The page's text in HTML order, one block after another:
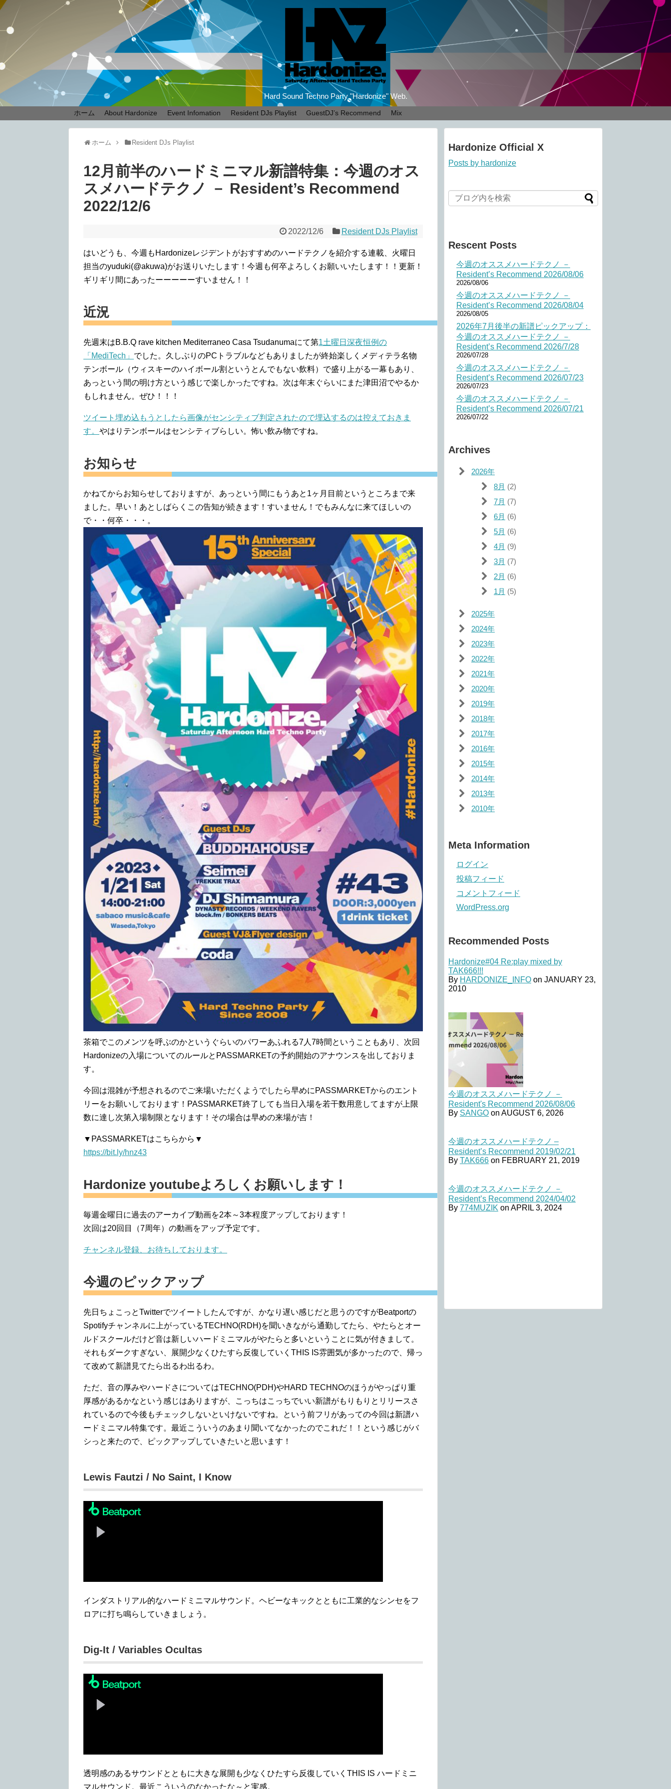
Hard Sound Techno Party "Hardonize" Web.
ホーム About Hardonize Event Infomation Resident DJs Playlist GuestDJ’s Recommend Mix
ホーム Resident DJs Playlist
12月前半のハードミニマル新譜特集：今週のオス
スメハードテクノ － Resident’s Recommend
2022/12/6
2022/12/6 Resident DJs Playlist
はいどうも、今週もHardonizeレジデントがおすすめのハードテクノを紹介する連載、火曜日
担当のyuduki(@akuwa)がお送りいたします！今週も何卒よろしくお願いいたします！！更新！
ギリギリ間にあったーーーーーすいません！！
近況
先週末はB.B.Q rave kitchen Mediterraneo Casa Tsudanumaにて第1土曜日深夜恒例の
「MediTech」 でした。久しぶりのPCトラブルなどもありましたが終始楽しくメディテラ名物
テンボール（ウィスキーのハイボール割というとんでもない飲料）で盛り上がる一幕もあり、
あっという間の明け方という感じで楽しかったですね。次は年末ぐらいにまた津田沼でやるか
もしれません。ぜひ！！！
ツイート埋め込もうとしたら画像がセンシティブ判定されたので埋込するのは控えておきま
す。 やはりテンボールはセンシティブらしい。怖い飲み物ですね。
お知らせ
かねてからお知らせしておりますが、あっという間にもうあと1ヶ月目前というところまで来
ました。早い！あとしばらくこの告知が続きます！すいません！でもみんなに来てほしいの
で・・何卒・・・。
茶箱でこのメンツを呼ぶのかというぐらいのパワーあふれる7人7時間ということもあり、次回
Hardonizeの入場についてのルールとPASSMARKETの予約開始のアナウンスを出しておりま
す。
今回は混雑が予想されるのでご来場いただくようでしたら早めにPASSMARKETからのエント
リーをお願いしております！PASSMARKET終了しても当日入場を若干数用意してますが上限
数に達し次第入場制限となります！その場合は早めの来場が吉！
▼PASSMARKETはこちらから▼
https://bit.ly/hnz43
Hardonize youtubeよろしくお願いします！
毎週金曜日に過去のアーカイブ動画を2本～3本程度アップしております！
次回は20回目（7周年）の動画をアップ予定です。
チャンネル登録、お待ちしております。
今週のピックアップ
先日ちょこっとTwitterでツイートしたんですが、かなり遅い感じだと思うのですがBeatportの
Spotifyチャンネルに上がっているTECHNO(RDH)を聞いきながら通勤してたら、やたらとオー
ルドスクールだけど音は新しいハードミニマルがやたらと多いということに気が付きまして。
それもダークすぎない、展開少なくひたすら反復していくTHIS IS雰囲気が多かったので、帰っ
て改めて新譜見てたら出るわ出るわ。
ただ、音の厚みやハードさについてはTECHNO(PDH)やHARD TECHNOのほうがやっぱり重
厚感があるかなという感じはありますが、こっちはこっちでいい新譜がもりもりとリリースさ
れているので今後もチェックしないといけないですね。という前フリがあっての今回は新譜ハ
ードミニマル特集です。最近こういうのあまり聞いてなかったのでこれだ！！という感じがバ
シっと来たので、ピックアップしていきたいと思います！
Lewis Fautzi / No Saint, I Know
インダストリアル的なハードミニマルサウンド。ヘビーなキックとともに工業的なシンセをフ
ロアに打ち鳴らしていきましょう。
Dig-It / Variables Ocultas
透明感のあるサウンドとともに大きな展開も少なくひたすら反復していくTHIS IS ハードミニ
マルサウンド。最近こういうのなかったな～と実感。
Hardonize Official X
Posts by hardonize
Rescent Posts
今週のオススメハードテクノ －
Resident’s Recommend 2026/08/06
2026/08/06
今週のオススメハードテクノ －
Resident’s Recommend 2026/08/04
2026/08/05
2026年7月後半の新譜ピックアップ：
今週のオススメハードテクノ －
Resident’s Recommend 2026/7/28
2026/07/28
今週のオススメハードテクノ －
Resident’s Recommend 2026/07/23
2026/07/23
今週のオススメハードテクノ －
Resident’s Recommend 2026/07/21
2026/07/22
Archives
2026年
8月 (2)
7月 (7)
6月 (6)
5月 (6)
4月 (9)
3月 (7)
2月 (6)
1月 (5)
2025年
2024年
2023年
2022年
2021年
2020年
2019年
2018年
2017年
2016年
2015年
2014年
2013年
2010年
Meta Information
ログイン
投稿フィード
コメントフィード
WordPress.org
Recommended Posts
Hardonize#04 Re:play mixed by
TAK666!!!
By HARDONIZE_INFO on JANUARY 23,
2010
今週のオススメハードテクノ －
Resident's Recommend 2026/08/06
By SANGO on AUGUST 6, 2026
今週のオススメハードテクノ –
Resident’s Recommend 2019/02/21
By TAK666 on FEBRUARY 21, 2019
今週のオススメハードテクノ －
Resident’s Recommend 2024/04/02
By 774MUZIK on APRIL 3, 2024